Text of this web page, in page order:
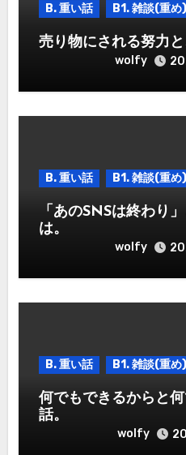
B. 重い話 B1. 雑談(重め)
売り物にされる努力と
wolfy
B. 重い話 B1. 雑談(重め)
「あのSNSは終わり
は。
wolfy
B. 重い話 B1. 雑談(重め)
何でもできるからと
話。
wolfy